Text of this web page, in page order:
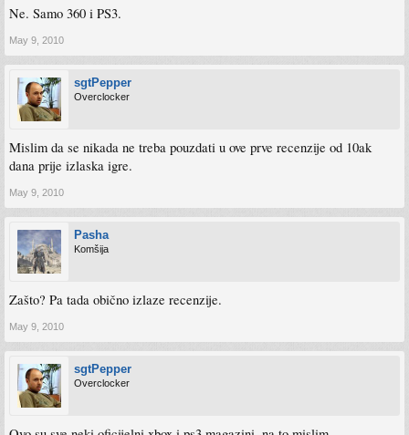
Ne. Samo 360 i PS3.
May 9, 2010
sgtPepper
Overclocker
Mislim da se nikada ne treba pouzdati u ove prve recenzije od 10ak
dana prije izlaska igre.
May 9, 2010
Pasha
Komšija
Zašto? Pa tada obično izlaze recenzije.
May 9, 2010
sgtPepper
Overclocker